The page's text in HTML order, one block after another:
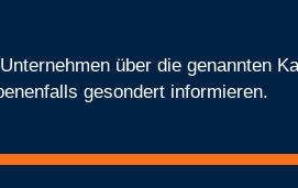
über die genannten
gesondert informieren.